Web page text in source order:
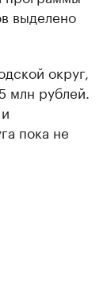
выделено
округ,
млн рублей.
пока не